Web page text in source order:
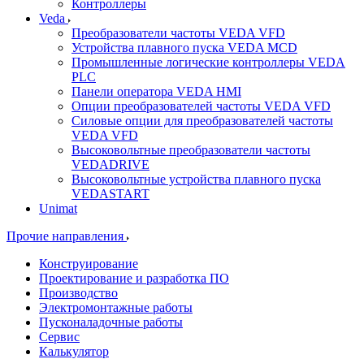
Контроллеры
Veda
Преобразователи частоты VEDA VFD
Устройства плавного пуска VEDA MCD
Промышленные логические контроллеры VEDA
PLC
Панели оператора VEDA HMI
Опции преобразователей частоты VEDA VFD
Силовые опции для преобразователей частоты
VEDA VFD
Высоковольтные преобразователи частоты
VEDADRIVE
Высоковольтные устройства плавного пуска
VEDASTART
Unimat
Прочие направления
Конструирование
Проектирование и разработка ПО
Производство
Электромонтажные работы
Пусконаладочные работы
Сервис
Калькулятор